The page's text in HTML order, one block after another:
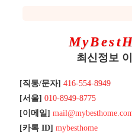
최신정보
[직통/문자] 416-554-8949
[서울] 010-8949-8775
[이메일]
[카톡 ID] mybesthome